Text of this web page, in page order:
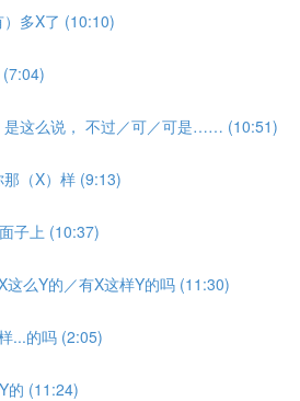
多X了 (10:10)
是这么说， 不过／可／可是…… (10:51)
（X）样 (9:13)
子上 (10:37)
这么Y的／有X这样Y的吗 (11:30)
...的吗 (2:05)
的 (11:24)